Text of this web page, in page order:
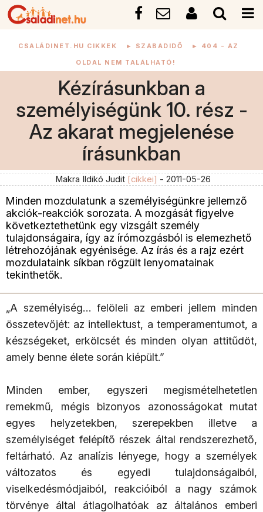
CSALÁDINET.HU CIKKEK ► SZABADIDŐ ► 404 - AZ
OLDAL NEM TALÁLHATÓ!
Kézírásunkban a
személyiségünk 10. rész -
Az akarat megjelenése
írásunkban
Makra Ildikó Judit [cikkei] - 2011-05-26
Minden mozdulatunk a személyiségünkre jellemző
akciók-reakciók sorozata. A mozgását figyelve
következtethetünk egy vizsgált személy
tulajdonságaira, így az írómozgásból is elemezhető
létrehozójának egyénisége. Az írás és a rajz ezért
mozdulataink síkban rögzült lenyomatainak
tekinthetők.
„A személyiség… felöleli az emberi jellem minden
összetevőjét: az intellektust, a temperamentumot, a
készségeket, erkölcsét és minden olyan attitűdöt,
amely benne élete során kiépült.”
Minden ember, egyszeri megismételhetetlen
remekmű, mégis bizonyos azonosságokat mutat
egyes helyzetekben, szerepekben illetve a
személyiséget felépítő részek által rendszerezhető,
feltárható. Az analízis lényege, hogy a személyek
változatos és egyedi tulajdonságaiból,
viselkedésmódjaiból, reakcióiból a nagy számok
törvénye által átlagolhatóak az általános emberi